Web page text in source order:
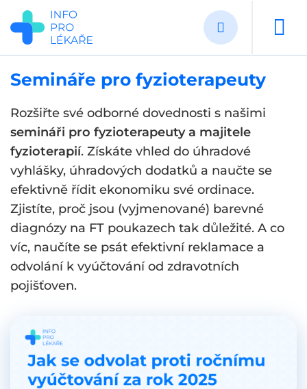
Přejít
hlavnímu
obsahu
Semináře pro fyzioterapeuty
Rozšiřte své odborné dovednosti s našimi
semináři pro fyzioterapeuty a majitele
fyzioterapií. Získáte vhled do úhradové
vyhlášky, úhradových dodatků a naučte se
efektivně řídit ekonomiku své ordinace.
Zjistíte, proč jsou (vyjmenované) barevné
diagnózy na FT poukazech tak důležité. A co
víc, naučíte se psát efektivní reklamace a
odvolání k vyúčtování od zdravotních
pojišťoven.